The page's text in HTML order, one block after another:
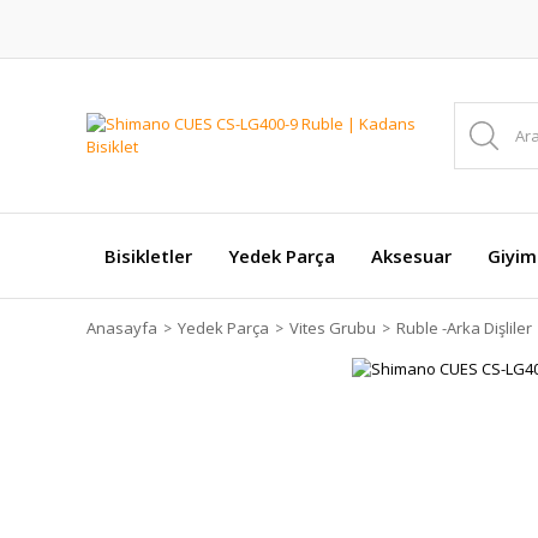
Bisikletler Yedek Parça Aksesuar Giyim
Anasayfa Yedek Parça Vites Grubu Ruble -Arka Dişliler